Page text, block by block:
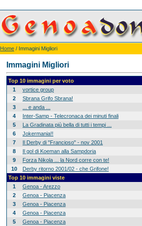
Home / Immagini Migliori
Immagini Migliori
Top 10 immagini per voto
1
vortice group
2
Sbrana Grifo Sbrana!
3
... e anda ...
4
Inter-Samp - Telecronaca dei minuti finali
5
La Gradinata più bella di tutti i tempi ...
6
Jokermania!!
7
Il Derby di "Francioso" - nov 2001
8
Il gol di Koeman alla Sampdoria
9
Forza Nikola ... la Nord corre con te!
10
Derby ritorno 2001/02 - che Grifone!
Top 10 immagini viste
1
Genoa - Arezzo
2
Genoa - Piacenza
3
Genoa - Piacenza
4
Genoa - Piacenza
5
Genoa - Piacenza